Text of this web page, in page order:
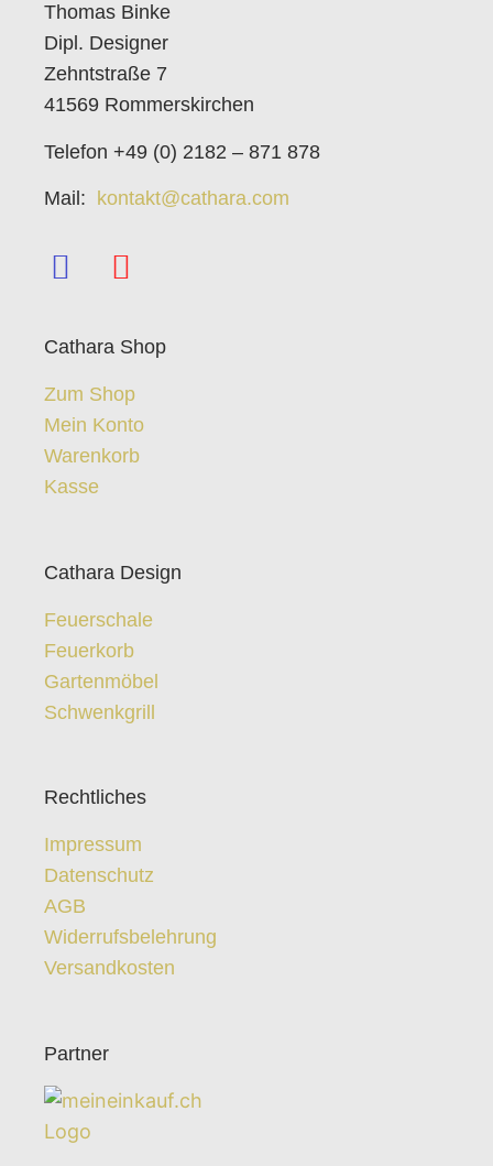
Thomas Binke
Dipl. Designer
Zehntstraße 7
41569 Rommerskirchen
Telefon +49 (0) 2182 – 871 878
Mail: kontakt@cathara.com
Cathara Shop
Zum Shop
Mein Konto
Warenkorb
Kasse
Cathara Design
Feuerschale
Feuerkorb
Gartenmöbel
Schwenkgrill
Rechtliches
Impressum
Datenschutz
AGB
Widerrufsbelehrung
Versandkosten
Partner